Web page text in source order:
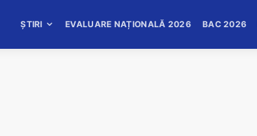
ȘTIRI EVALUARE NAȚIONALĂ 2026 BAC 2026